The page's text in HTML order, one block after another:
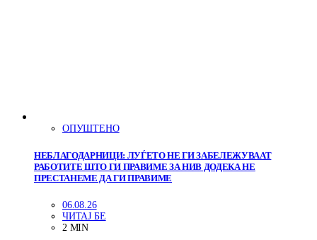
ОПУШТЕНО
НЕБЛАГОДАРНИЦИ: ЛУЃЕТО НЕ ГИ ЗАБЕЛЕЖУВААТ
РАБОТИТЕ ШТО ГИ ПРАВИМЕ ЗА НИВ ДОДЕКА НЕ
ПРЕСТАНЕМЕ ДА ГИ ПРАВИМЕ
06.08.26
ЧИТАЈ БЕ
2 MIN